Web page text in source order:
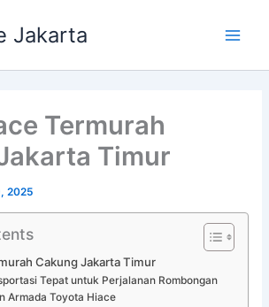
Jakarta
Termurah
Timur
2025
Cakung Jakarta Timur
Tepat untuk Perjalanan Rombongan
Armada Toyota Hiace